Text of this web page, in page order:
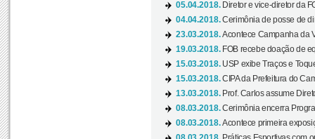
05.04.2018. Diretor e vice-diretor da
04.04.2018.Cerimônia de posse de
23.03.2018.Acontece Campanha da
19.03.2018. FOB recebe doação de
15.03.2018. USP exibe Traços e
15.03.2018.CIPA da Prefeitura do
13.03.2018. Prof. Carlos assume
08.03.2018.Cerimônia encerra
08.03.2018.Acontece primeira